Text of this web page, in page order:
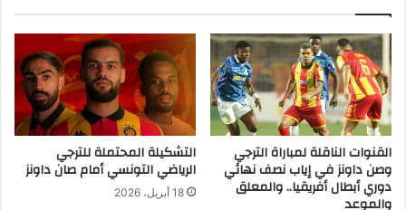
القنوات الناقلة لمباراة الترجي
وصن داونز في إياب نصف نهائي
دوري أبطال أفريقيا.. والمعلق
والموعد
التشكيلة المحتملة للترجي
الرياضي التونسي أمام صان داونز
18 أبريل، 2026